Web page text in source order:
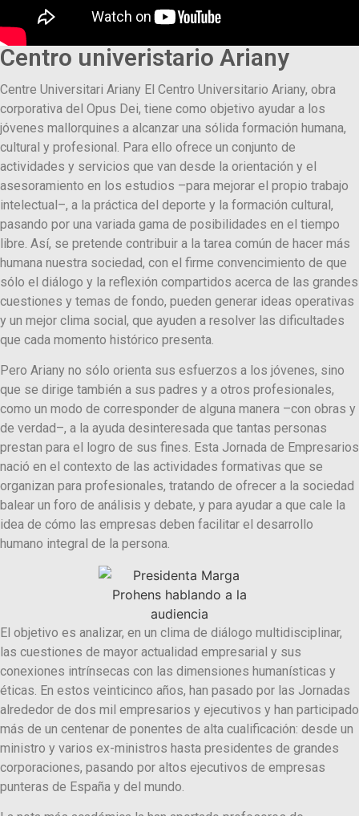
Centro univeristario Ariany
Centre Universitari Ariany El Centro Universitario Ariany, obra
corporativa del Opus Dei, tiene como objetivo ayudar a los
jóvenes mallorquines a alcanzar una sólida formación humana,
cultural y profesional. Para ello ofrece un conjunto de
actividades y servicios que van desde la orientación y el
asesoramiento en los estudios –para mejorar el propio trabajo
intelectual–, a la práctica del deporte y la formación cultural,
pasando por una variada gama de posibilidades en el tiempo
libre. Así, se pretende contribuir a la tarea común de hacer más
humana nuestra sociedad, con el firme convencimiento de que
sólo el diálogo y la reflexión compartidos acerca de las grandes
cuestiones y temas de fondo, pueden generar ideas operativas
y un mejor clima social, que ayuden a resolver las dificultades
que cada momento histórico presenta.
Pero Ariany no sólo orienta sus esfuerzos a los jóvenes, sino
que se dirige también a sus padres y a otros profesionales,
como un modo de corresponder de alguna manera –con obras y
de verdad–, a la ayuda desinteresada que tantas personas
prestan para el logro de sus fines. Esta Jornada de Empresarios
nació en el contexto de las actividades formativas que se
organizan para profesionales, tratando de ofrecer a la sociedad
balear un foro de análisis y debate, y para ayudar a que cale la
idea de cómo las empresas deben facilitar el desarrollo
humano integral de la persona.
El objetivo es analizar, en un clima de diálogo multidisciplinar,
las cuestiones de mayor actualidad empresarial y sus
conexiones intrínsecas con las dimensiones humanísticas y
éticas. En estos veinticinco años, han pasado por las Jornadas
alrededor de dos mil empresarios y ejecutivos y han participado
más de un centenar de ponentes de alta cualificación: desde un
ministro y varios ex-ministros hasta presidentes de grandes
corporaciones, pasando por altos ejecutivos de empresas
punteras de España y del mundo.